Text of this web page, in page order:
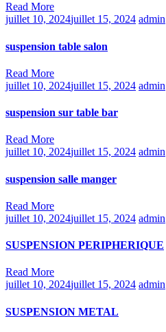
Read More
juillet 10, 2024juillet 15, 2024 admin
suspension table salon
Read More
juillet 10, 2024juillet 15, 2024 admin
suspension sur table bar
Read More
juillet 10, 2024juillet 15, 2024 admin
suspension salle manger
Read More
juillet 10, 2024juillet 15, 2024 admin
SUSPENSION PERIPHERIQUE
Read More
juillet 10, 2024juillet 15, 2024 admin
SUSPENSION METAL